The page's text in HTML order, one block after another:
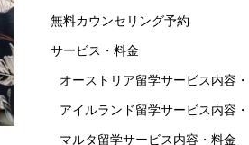
無料カウンセリング予約
サービス・料金
オーストリア留学サービス内容
アイルランド留学サービス内容
マルタ留学サービス内容・料金